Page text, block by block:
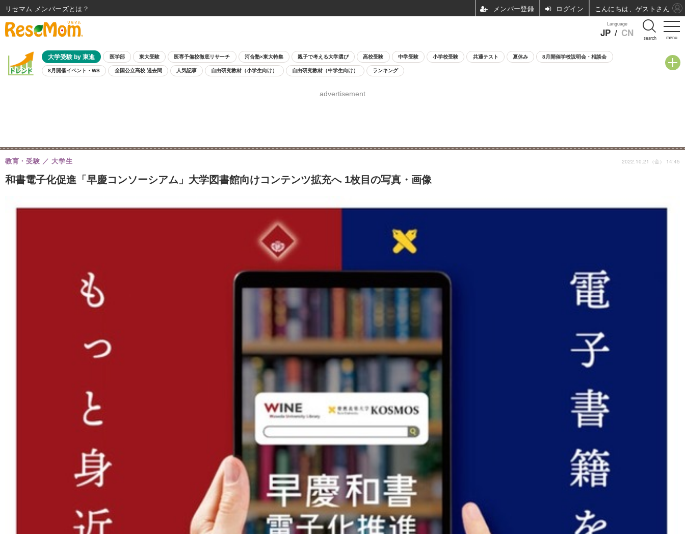
menu
Language
JP / CN search
大学受験 by 東進 医学部 東大受験 医専予備校徹底リサーチ 河合塾×東大特集 親子で考える大学選び 高校受験 中学受験 小学校受験 共通テスト 夏休み 8月開催学校説明会・相談会
8月開催イベント・WS 全国公立高校 過去問 人気記事 自由研究教材（小学生向け） 自由研究教材（中学生向け） ランキング
advertisement
和書電子化促進「早慶コンソーシアム」大学図書館向けコンテンツ拡充へ 1枚目の写真・画像
教育・受験 大学生 2022.10.21（金） 14:45
リセマム メンバーズ ログイン こんにちは、ゲストさん